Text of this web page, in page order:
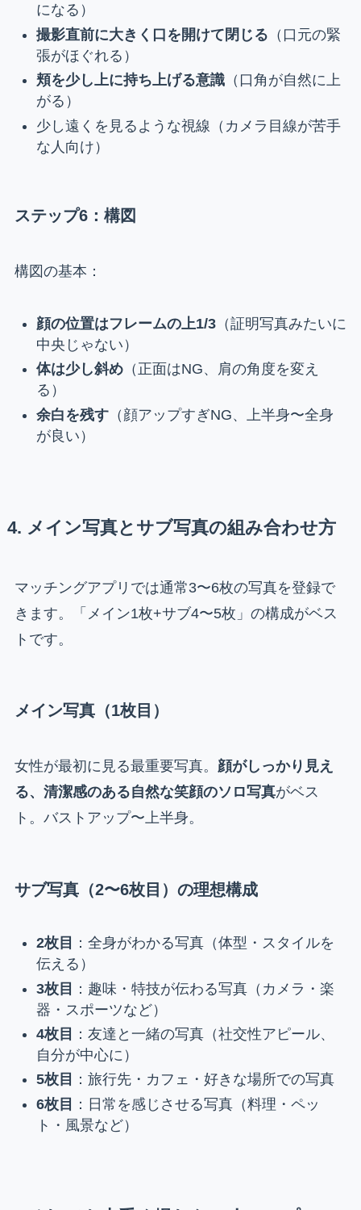
になる）
撮影直前に大きく口を開けて閉じる （口元の緊
張がほぐれる）
頬を少し上に持ち上げる意識（口角が自然に上
がる）
少し遠くを見るような視線（カメラ目線が苦手
な人向け）
ステップ6：構図
構図の基本：
顔の位置はフレームの上1/3（証明写真みたいに
中央じゃない）
体は少し斜め（正面はNG、肩の角度を変え
る）
余白を残す（顔アップすぎNG、上半身〜全身
が良い）
4. メイン写真とサブ写真の組み合わせ方
マッチングアプリでは通常3〜6枚の写真を登録で
きます。「メイン1枚+サブ4〜5枚」の構成がベス
トです。
メイン写真（1枚目）
女性が最初に見る最重要写真。 顔がしっかり見え
る、清潔感のある自然な笑顔のソロ写真がベス
ト。バストアップ〜上半身。
サブ写真（2〜6枚目）の理想構成
2枚目
：全身がわかる写真（体型・スタイルを
伝える）
3枚目
：趣味・特技が伝わる写真（カメラ・楽
器・スポーツなど）
4枚目
：友達と一緒の写真（社交性アピール、
自分が中心に）
5枚目
：旅行先・カフェ・好きな場所での写真
6枚目
：日常を感じさせる写真（料理・ペッ
ト・風景など）